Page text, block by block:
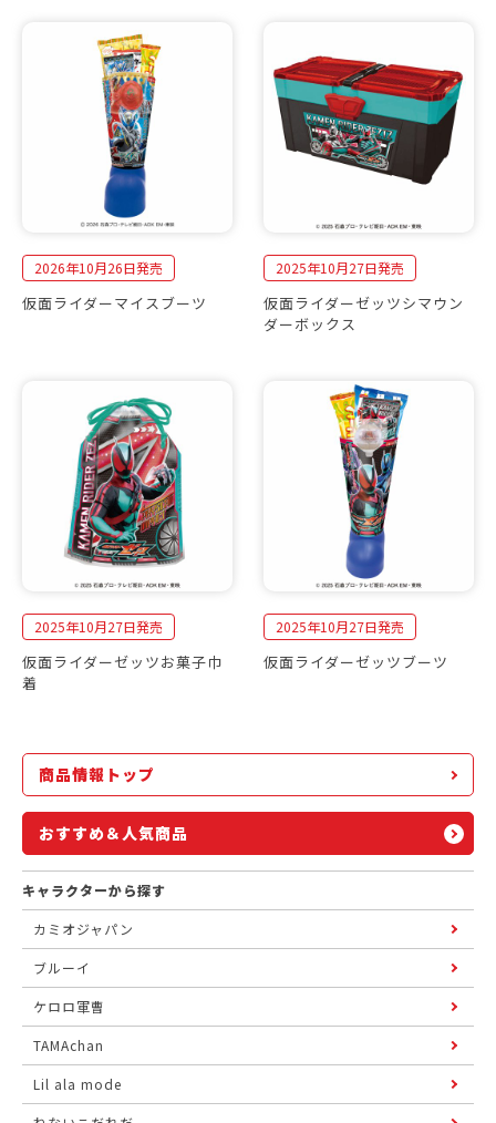
2026年10月26日発売
仮面ライダーマイスブーツ
2025年10月27日発売
仮面ライダーゼッツシマウン
ダーボックス
2025年10月27日発売
仮面ライダーゼッツお菓子巾
着
2025年10月27日発売
仮面ライダーゼッツブーツ
商品情報トップ
おすすめ＆人気商品
キャラクターから探す
カミオジャパン
ブルーイ
ケロロ軍曹
TAMAchan
Lil ala mode